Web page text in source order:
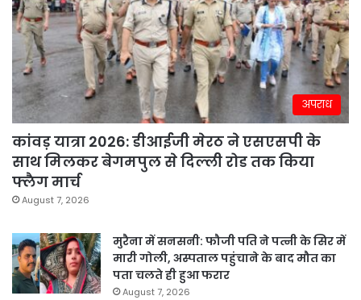
अपराध
कांवड़ यात्रा 2026: डीआईजी मेरठ ने एसएसपी के
साथ मिलकर बेगमपुल से दिल्ली रोड तक किया
फ्लैग मार्च
August 7, 2026
मुरैना में सनसनी: फौजी पति ने पत्नी के सिर में
मारी गोली, अस्पताल पहुंचाने के बाद मौत का
पता चलते ही हुआ फरार
August 7, 2026